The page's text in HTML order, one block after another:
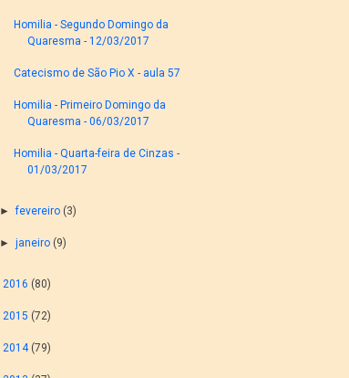
Homilia - Segundo Domingo da
Quaresma - 12/03/2017
Catecismo de São Pio X - aula 57
Homilia - Primeiro Domingo da
Quaresma - 06/03/2017
Homilia - Quarta-feira de Cinzas -
01/03/2017
►fevereiro (3)
►janeiro (9)
2016 (80)
2015 (72)
2014 (79)